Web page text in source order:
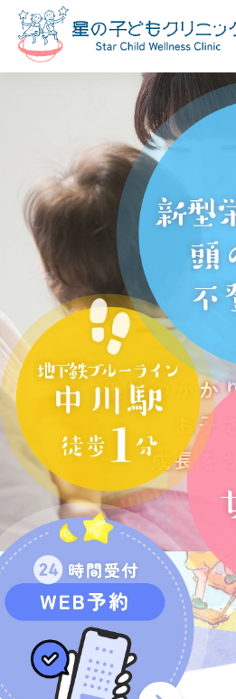
地域のかか
お
成長を